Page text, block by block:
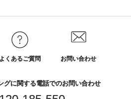
よくあるご質問 お問い合わせ
グに関する電話でのお問い合わせ